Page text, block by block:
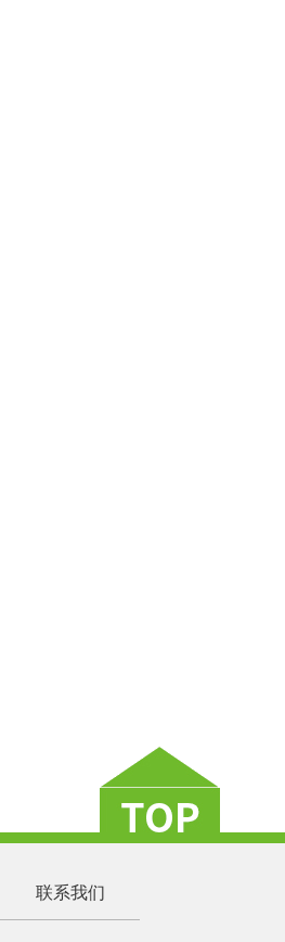
联系我们